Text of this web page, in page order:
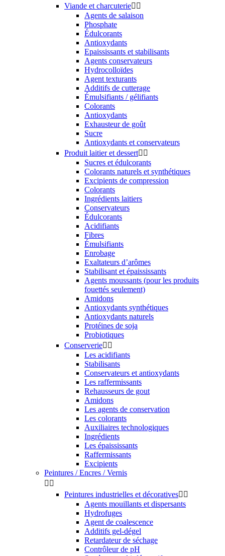
Viande et charcuterie 
Agents de salaison
Phosphate
Édulcorants
Antioxydants
Epaississants et stabilisants
Agents conservateurs
Hydrocolloïdes
Agent texturants
Additifs de cutterage
Émulsifiants / gélifiants
Colorants
Antioxydants
Exhausteur de goût
Sucre
Antioxydants et conservateurs
Produit laitier et dessert 
Sucres et édulcorants
Colorants naturels et synthétiques
Excipients de compression
Colorants
Ingrédients laitiers
Conservateurs
Édulcorants
Acidifiants
Fibres
Émulsifiants
Enrobage
Exaltateurs d’arômes
Stabilisant et épaississants
Agents moussants (pour les produits
fouettés seulement)
Amidons
Antioxydants synthétiques
Antioxydants naturels
Protéines de soja
Probiotiques
Conserverie 
Les acidifiants
Stabilisants
Conservateurs et antioxydants
Les raffermissants
Rehausseurs de gout
Amidons
Les agents de conservation
Les colorants
Auxiliaires technologiques
Ingrédients
Les épaississants
Raffermissants
Excipients
Peintures / Encres / Vernis
 
Peintures industrielles et décoratives 
Agents mouillants et dispersants
Hydrofuges
Agent de coalescence
Additifs gel-dégel
Retardateur de séchage
Contrôleur de pH